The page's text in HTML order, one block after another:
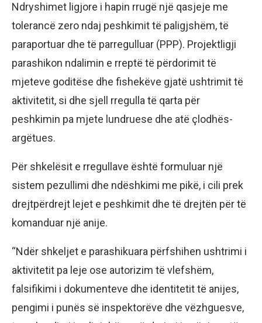
Ndryshimet ligjore i hapin rrugë një qasjeje me
tolerancë zero ndaj peshkimit të paligjshëm, të
paraportuar dhe të parregulluar (PPP). Projektligji
parashikon ndalimin e rreptë të përdorimit të
mjeteve goditëse dhe fishekëve gjatë ushtrimit të
aktivitetit, si dhe sjell rregulla të qarta për
peshkimin pa mjete lundruese dhe atë çlodhës-
argëtues.
Për shkelësit e rregullave është formuluar një
sistem pezullimi dhe ndëshkimi me pikë, i cili prek
drejtpërdrejt lejet e peshkimit dhe të drejtën për të
komanduar një anije.
“Ndër shkeljet e parashikuara përfshihen ushtrimi i
aktivitetit pa leje ose autorizim të vlefshëm,
falsifikimi i dokumenteve dhe identitetit të anijes,
pengimi i punës së inspektorëve dhe vëzhguesve,